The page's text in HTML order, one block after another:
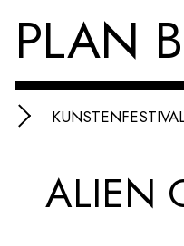
PLAN B
Agenda
ALIEN